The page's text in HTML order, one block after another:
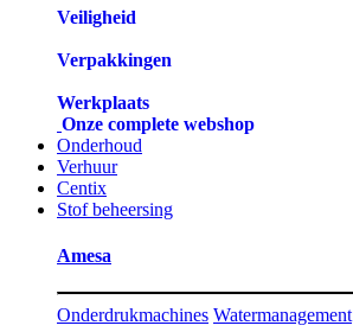
Veiligheid
Verpakkingen
Werkplaats
Onze complete webshop
Onderhoud
Verhuur
Centix
Stof beheersing
Amesa
Onderdrukmachines Watermanagement